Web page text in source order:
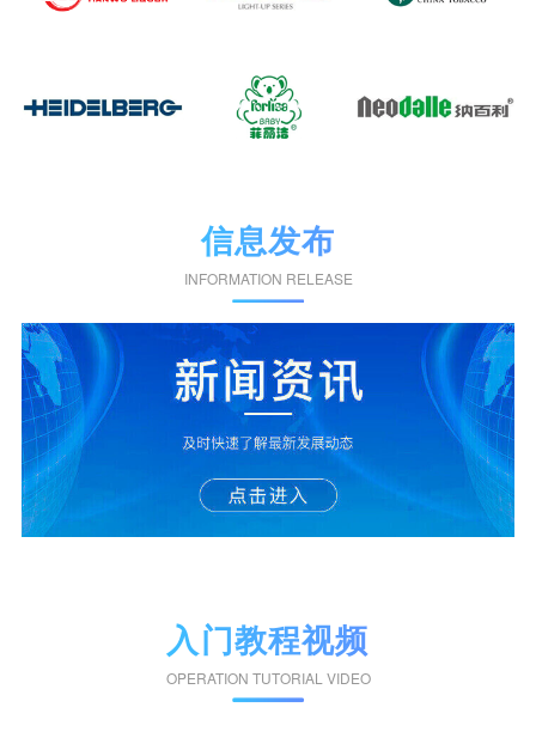
信息发布
INFORMATION RELEASE
入门教程视频
OPERATION TUTORIAL VIDEO